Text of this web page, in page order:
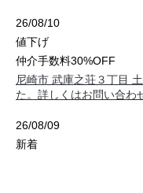
26/08/10
値下げ
仲介手数料30%OFF
尼崎市 武庫之荘３丁目
た。詳しくはお問い合わ
26/08/09
新着